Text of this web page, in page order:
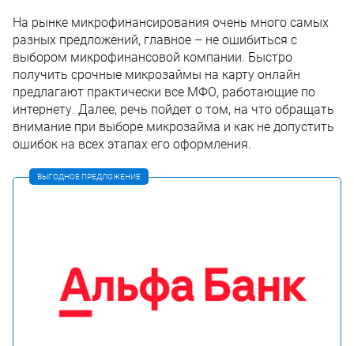
На рынке микрофинансирования очень много самых
разных предложений, главное – не ошибиться с
выбором микрофинансовой компании. Быстро
получить срочные микрозаймы на карту онлайн
предлагают практически все МФО, работающие по
интернету. Далее, речь пойдет о том, на что обращать
внимание при выборе микрозайма и как не допустить
ошибок на всех этапах его оформления.
ВЫГОДНОЕ ПРЕДЛОЖЕНИЕ